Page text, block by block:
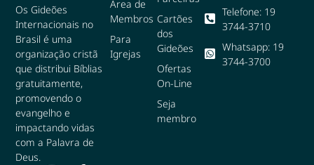
Os Gideões
Internacionais no
Brasil é uma
organização cristã
que distribui Bíblias
gratuitamente,
promovendo o
evangelho e
impactando vidas
com a Palavra de
Deus.
Cartões
dos
Gideões
Ofertas
On-Line
Seja
membro
Área de
Membros
Para
Igrejas
Telefone: 19
3744-3710
Whatsapp: 19
3744-3700